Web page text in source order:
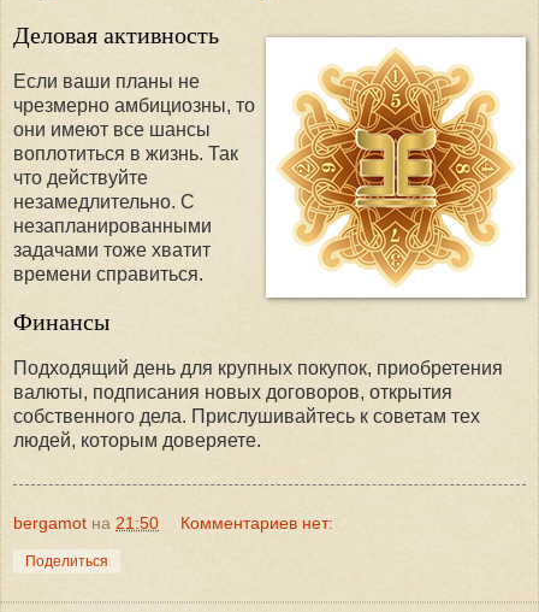
Деловая активность
Если ваши планы не
чрезмерно амбициозны, то
они имеют все шансы
воплотиться в жизнь. Так
что действуйте
незамедлительно. С
незапланированными
задачами тоже хватит
времени справиться.
Финансы
Подходящий день для крупных покупок, приобретения
валюты, подписания новых договоров, открытия
собственного дела. Прислушивайтесь к советам тех
людей, которым доверяете.
bergamot на 21:50 Комментариев нет:
Поделиться